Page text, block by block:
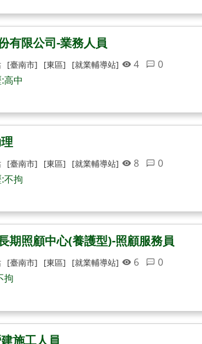
有限公司-業務人員
[臺南市] [東區] [就業輔導站] 4
0
高中
[臺南市] [東區] [就業輔導站] 8
0
不拘
期照顧中心(養護型)-照顧服務員
[臺南市] [東區] [就業輔導站] 6
0
拘
施工人員